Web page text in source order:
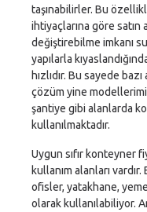
taşınabilirler. Bu
ihtiyaçlarına göre satın
değiştirebilme imkanı
yapılarla
hızlıdır. Bu sayede
çözüm yine
şantiye gibi alanlarda
kullanılmaktadır.
Uygun sıfır konteyner
kullanım alanları
ofisler, yatakhane,
olarak kullanılabiliyor.